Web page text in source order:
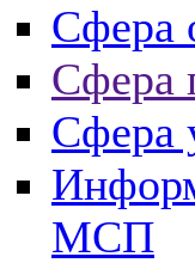
Сфера
Сфера
Сфера
МСП